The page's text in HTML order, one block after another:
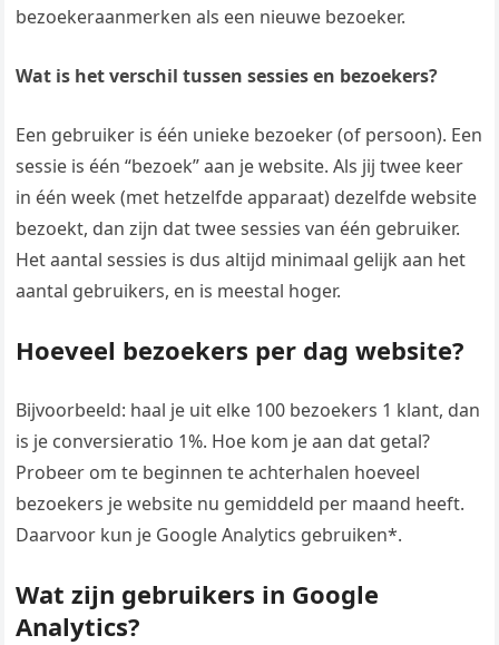
bezoekeraanmerken als een nieuwe bezoeker.
Wat is het verschil tussen sessies en bezoekers?
Een gebruiker is één unieke bezoeker (of persoon). Een
sessie is één “bezoek” aan je website. Als jij twee keer
in één week (met hetzelfde apparaat) dezelfde website
bezoekt, dan zijn dat twee sessies van één gebruiker.
Het aantal sessies is dus altijd minimaal gelijk aan het
aantal gebruikers, en is meestal hoger.
Hoeveel bezoekers per dag website?
Bijvoorbeeld: haal je uit elke 100 bezoekers 1 klant, dan
is je conversieratio 1%. Hoe kom je aan dat getal?
Probeer om te beginnen te achterhalen hoeveel
bezoekers je website nu gemiddeld per maand heeft.
Daarvoor kun je Google Analytics gebruiken*.
Wat zijn gebruikers in Google
Analytics?